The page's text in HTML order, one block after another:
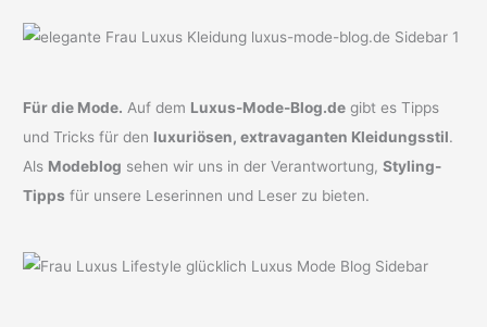
Für die Mode. Auf dem Luxus-Mode-Blog.de gibt es Tipps
und Tricks für den luxuriösen, extravaganten Kleidungsstil.
Als Modeblog sehen wir uns in der Verantwortung,Styling-
Tipps für unsere Leserinnen und Leser zu bieten.